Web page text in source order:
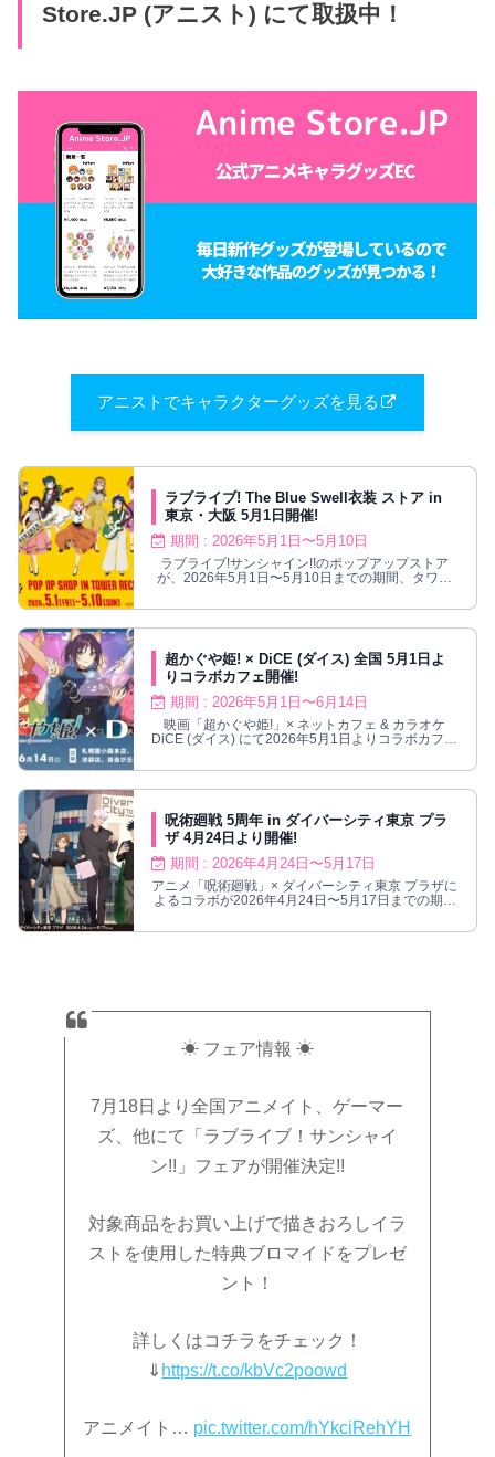
Store.JP (アニスト) にて取扱中！
アニストでキャラクターグッズを見る
ラブライブ! The Blue Swell衣装 ストア in
東京・大阪 5月1日開催!
期間 : 2026年5月1日〜5月10日
ラブライブ!サンシャイン!!のポップアップストア
が、2026年5月1日〜5月10日までの期間、タワー
超かぐや姫! × DiCE (ダイス) 全国 5月1日よ
りコラボカフェ開催!
期間 : 2026年5月1日〜6月14日
映画「超かぐや姫!」× ネットカフェ & カラオケ
DiCE (ダイス) にて2026年5月1日よりコラボカフェ
呪術廻戦 5周年 in ダイバーシティ東京 プラ
ザ 4月24日より開催!
期間 : 2026年4月24日〜5月17日
アニメ「呪術廻戦」× ダイバーシティ東京 プラザに
よるコラボが2026年4月24日〜5月17日までの期間
☀ フェア情報 ☀
7月18日より全国アニメイト、ゲーマー
ズ、他にて「ラブライブ！サンシャイ
ン!!」フェアが開催決定!!
対象商品をお買い上げで描きおろしイラ
ストを使用した特典ブロマイドをプレゼ
ント！
詳しくはコチラをチェック！
⇓ https://t.co/kbVc2poowd
アニメイト… pic.twitter.com/hYkciRehYH